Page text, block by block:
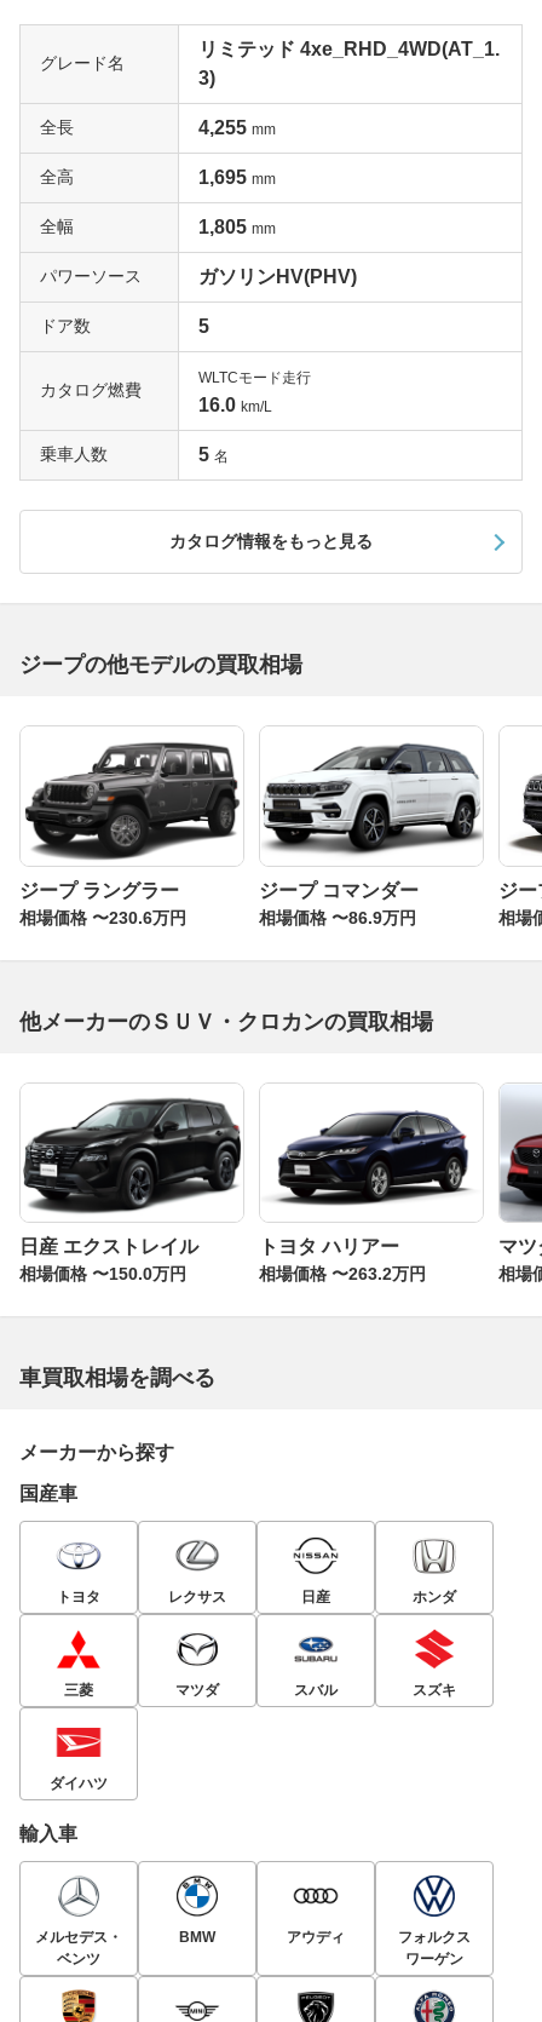
グレード名
リミテッド 4xe_RHD_4WD(AT_1.
3)
全長 4,255 mm
全高 1,695 mm
全幅 1,805 mm
パワーソース ガソリンHV(PHV)
ドア数 5
カタログ燃費
WLTCモード走行
16.0 km/L
乗車人数 5 名
カタログ情報をもっと見る
ジープの他モデルの買取相場
ジープ ラングラー
相場価格 〜230.6万円
ジープ コマンダー
相場価格 〜86.9万円
ジー
相場
他メーカーのＳＵＶ・クロカンの買取相場
日産 エクストレイル
相場価格 〜150.0万円
トヨタ ハリアー
相場価格 〜263.2万円
マツ
相場
車買取相場を調べる
メーカーから探す
国産車
トヨタ レクサス 日産 ホンダ
三菱 マツダ スバル スズキ
ダイハツ
輸入車
メルセデス・
ベンツ
BMW アウディ
フォルクス
ワーゲン